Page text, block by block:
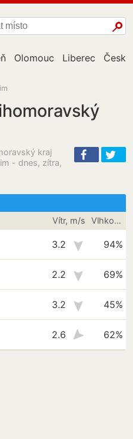
Olomouc Liberec
kraj
- dnes, zítra,
Vítr, m/s Vlhkost vzduchu
3.2 94%
2.2 69%
3.2 45%
2.6 62%